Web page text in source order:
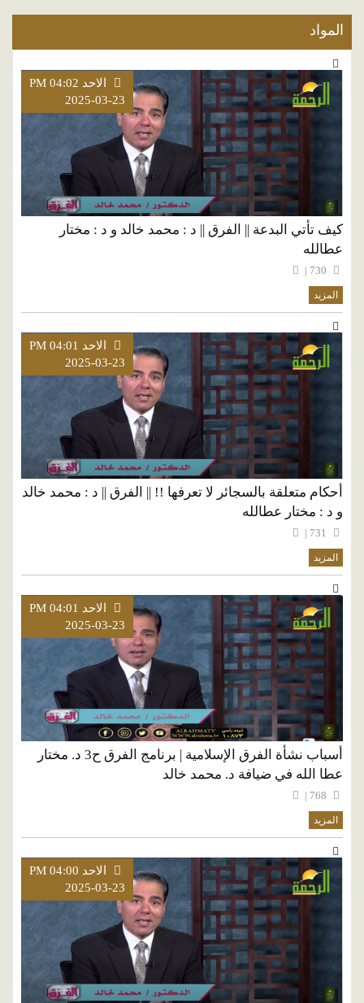
المواد
الاحد PM 04:02
2025-03-23
كيف تأتي البدعة || الفرق || د : محمد خالد و د : مختار
عطالله
المزيد
الاحد PM 04:01
2025-03-23
أحكام متعلقة بالسجائر لا تعرفها !! || الفرق || د : محمد خالد
و د : مختار عطالله
المزيد
الاحد PM 04:01
2025-03-23
أسباب نشأة الفرق الإسلامية | برنامج الفرق ح3 د. مختار
عطا الله في ضيافة د. محمد خالد
المزيد
الاحد PM 04:00
2025-03-23